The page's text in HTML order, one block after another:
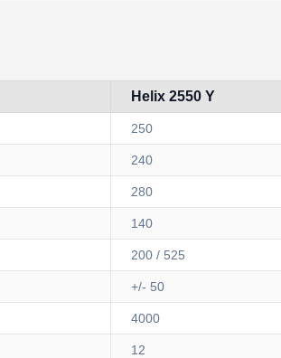
Helix 2550 Y
250
240
280
140
200 / 525
+/- 50
4000
12